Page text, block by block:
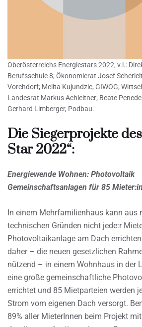
Oberösterreichs Energiestars 2022, v.l.:
Berufsschule 8; Ökonomierat Josef
Vorchdorf; Melita Kujundzic, GIWOG;
Landesrat Markus Achleitner; Beate
Gerhard Limberger, Podbau.
Die Siegerprojekte
Star 2022“:
Energiewende Wohnen: Photovoltaik
Gemeinschaftsanlagen für 85
In einem Mehrfamilienhaus kann aus
technischen Gründen nicht jede:r
Photovoltaikanlage am Dach
daher – die neuen gesetzlichen
nützend – in einem Wohnhaus in der
eine große gemeinschaftliche
errichtet und 85 Mietparteien werden
Strom vom eigenen Dach versorgt.
89% aller MieterInnen beim Projekt